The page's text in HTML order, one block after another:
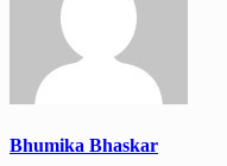
Bhumika Bhaskar